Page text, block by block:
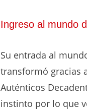
Ingreso al mundo
Su entrada al
transformó gracias
Auténticos
instinto por lo que